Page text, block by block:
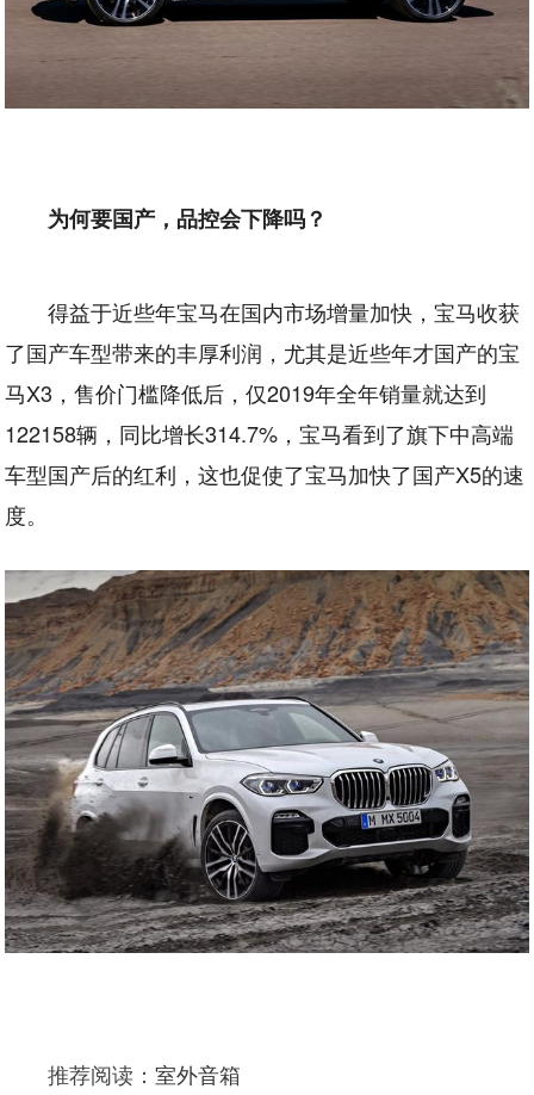
为何要国产，品控会下降吗？
得益于近些年宝马在国内市场增量加快，宝马收获
了国产车型带来的丰厚利润，尤其是近些年才国产的宝
马X3，售价门槛降低后，仅2019年全年销量就达到
122158辆，同比增长314.7%，宝马看到了旗下中高端
车型国产后的红利，这也促使了宝马加快了国产X5的速
度。
推荐阅读：室外音箱